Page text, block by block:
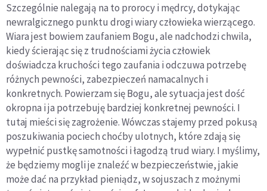
Szczególnie nalegają na to prorocy i mędrcy, dotykając
newralgicznego punktu drogi wiary człowieka wierzącego.
Wiara jest bowiem zaufaniem Bogu, ale nadchodzi chwila,
kiedy ścierając się z trudnościami życia człowiek
doświadcza kruchości tego zaufania i odczuwa potrzebę
różnych pewności, zabezpieczeń namacalnych i
konkretnych. Powierzam się Bogu, ale sytuacja jest dość
okropna i ja potrzebuję bardziej konkretnej pewności. I
tutaj mieści się zagrożenie. Wówczas stajemy przed pokusą
poszukiwania pociech choćby ulotnych, które zdają się
wypełnić pustkę samotności i łagodzą trud wiary. I myślimy,
że będziemy mogli je znaleźć w bezpieczeństwie, jakie
może dać na przykład pieniądz, w sojuszach z możnymi